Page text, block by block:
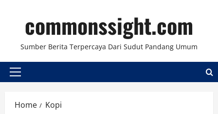
contentcommonssight.com
Sumber Berita Terpercaya Dari Sudut Pandang Umum
Primary
Home Kopi